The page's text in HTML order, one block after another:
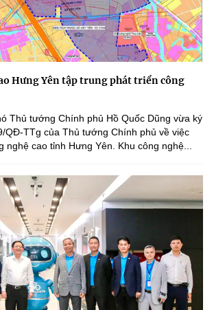
Hưng Yên tập trung phát triển công
Thủ tướng Chính phủ Hồ Quốc Dũng vừa ký
QĐ-TTg của Thủ tướng Chính phủ về việc
nghệ cao tỉnh Hưng Yên. Khu công nghệ...